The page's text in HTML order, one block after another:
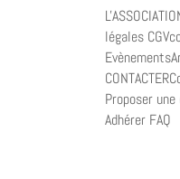
légales
Proposer
Adhérer FAQ